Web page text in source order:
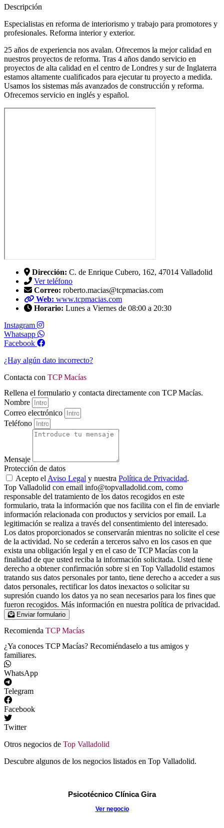
Descripción
Especialistas en reforma de interiorismo y trabajo para promotores y
profesionales. Reforma interior y exterior.
25 años de experiencia nos avalan. Ofrecemos la mejor calidad en
nuestros proyectos de reforma. Tras 4 años dando servicio en
proyectos de alta calidad en el centro de Londres y sur de Inglaterra
estamos altamente cualificados para ejecutar tu proyecto a medida.
Usamos los sistemas más avanzados de construcción y reforma.
Ofrecemos servicio en inglés y español.
Dirección: C. de Enrique Cubero, 162, 47014 Valladolid
Ver teléfono
Correo: roberto.macias@tcpmacias.com
Web: www.tcpmacias.com
Horario: Lunes a Viernes de 08:00 a 20:30
Instagram
Whatsapp
Facebook
¿Hay algún dato incorrecto?
Contacta con TCP Macías
Rellena el formulario y contacta directamente con TCP Macías.
Nombre
Correo electrónico
Teléfono
Mensaje
Protección de datos
Acepto el Aviso Legal y nuestra Política de Privacidad.
Top Valladolid con email info@topvalladolid.com, como
responsable del tratamiento de los datos recogidos en este
formulario, trata la información que nos facilita con el fin de enviarle
información relacionada con productos y servicios por email. La
legitimación se realiza a través del consentimiento del interesado.
Los datos proporcionados se conservarán mientras no solicite el cese
de la actividad. No se cederán a terceros salvo en los casos en que
exista una obligación legal y en el caso de TCP Macías con la
finalidad de que usted reciba la información solicitada. Usted tiene
derecho a obtener confirmación sobre si en Top Valladolid estamos
tratando sus datos personales por tanto, tiene derecho a acceder a sus
datos personales, rectificar los datos inexactos o solicitar su
supresión cuando los datos ya no sean necesarios para los fines que
fueron recogidos. Más información en nuestra política de privacidad.
Enviar formulario
Recomienda TCP Macías
¿Ya conoces TCP Macías? Recomiéndaselo a tus amigos y
familiares.
WhatsApp
Telegram
Facebook
Twitter
Otros negocios de Top Valladolid
Descubre algunos de los negocios listados en Top Valladolid.
Psicotécnico Clínica Gira
Ver negocio